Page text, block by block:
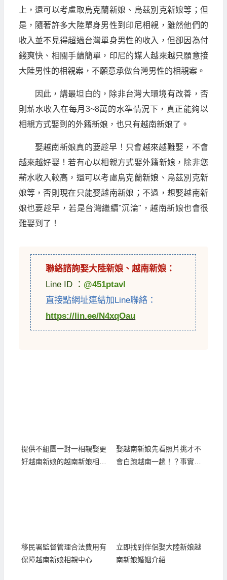
上，還可以考慮取烏克蘭新娘、烏茲別克新娘等；但
是，隨著許多大陸單身男性到印尼相親，雖然他們的
收入並不見得超過台灣單身男性的收入，但卻因為付
錢爽快、相關手續簡單，印尼的媒人越來越只願意接
大陸男性的相親案，不願意承做台灣男性的相親案。
因此，講最坦白的，除非台灣大環境有改善，否
則薪水收入在每月3~8萬的水準情況下，真正能夠以
相親方式娶到的外籍新娘，也只有越南新娘了。
娶越南新娘真的要趁早！只會越來越難娶，不會
越來越好娶！若有心以相親方式娶外籍新娘，除非您
薪水收入較高，還可以考慮烏克蘭新娘、烏茲別克新
娘等，否則現在只能娶越南新娘；不過，想娶越南新
娘也要趁早，若是台灣繼續"沉淪"，越南新娘也會很
難娶到了！
聯絡諮詢娶大陸新娘 、越南新娘 ：
Line ID ： @451ptavl
直接點網址連結加Line聯絡：
https://lin.ee/N4xqOau
提供不組團一對一相親娶更
好越南新娘的越南新娘相親
娶越南新娘先看照片挑才不
會白跑越南一趟！？事實的
移民署監督管理合法費用有
保障越南新娘相親中心
立即找到伴侶娶大陸新娘越
南新娘婚姻介紹